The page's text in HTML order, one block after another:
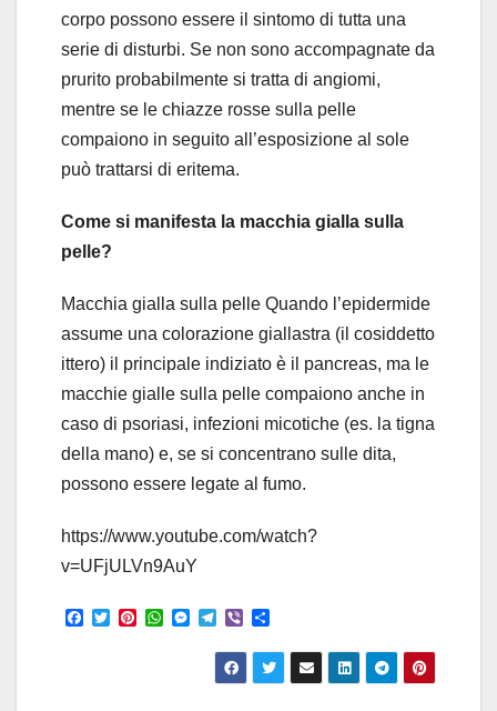
corpo possono essere il sintomo di tutta una
serie di disturbi. Se non sono accompagnate da
prurito probabilmente si tratta di angiomi,
mentre se le chiazze rosse sulla pelle
compaiono in seguito all’esposizione al sole
può trattarsi di eritema.
Come si manifesta la macchia gialla sulla
pelle?
Macchia gialla sulla pelle Quando l’epidermide
assume una colorazione giallastra (il cosiddetto
ittero) il principale indiziato è il pancreas, ma le
macchie gialle sulla pelle compaiono anche in
caso di psoriasi, infezioni micotiche (es. la tigna
della mano) e, se si concentrano sulle dita,
possono essere legate al fumo.
https://www.youtube.com/watch?
v=UFjULVn9AuY
F
T
P
W
M
l
e
g
V
b
r
a
r
e